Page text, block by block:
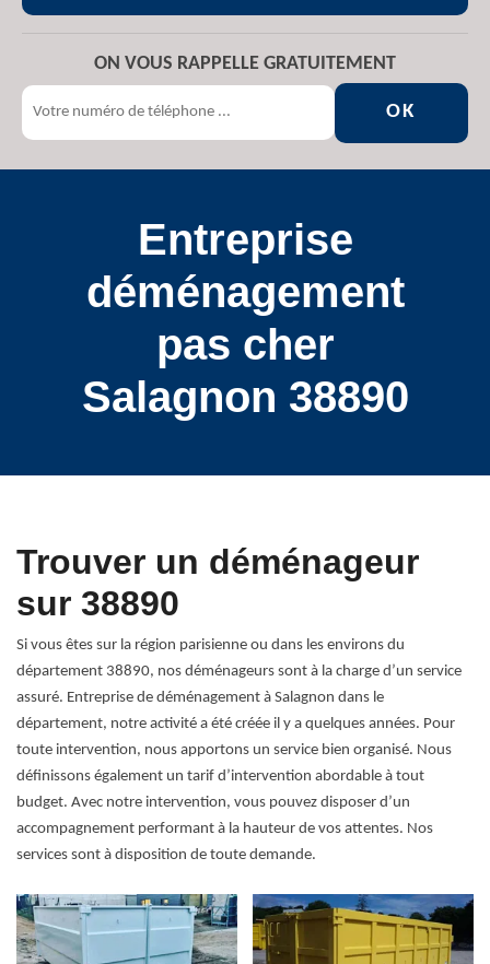
ON VOUS RAPPELLE GRATUITEMENT
Entreprise
déménagement
pas cher
Salagnon 38890
Trouver un déménageur
sur 38890
Si vous êtes sur la région parisienne ou dans les environs du
département 38890, nos déménageurs sont à la charge d’un service
assuré. Entreprise de déménagement à Salagnon dans le
département, notre activité a été créée il y a quelques années. Pour
toute intervention, nous apportons un service bien organisé. Nous
définissons également un tarif d’intervention abordable à tout
budget. Avec notre intervention, vous pouvez disposer d’un
accompagnement performant à la hauteur de vos attentes. Nos
services sont à disposition de toute demande.